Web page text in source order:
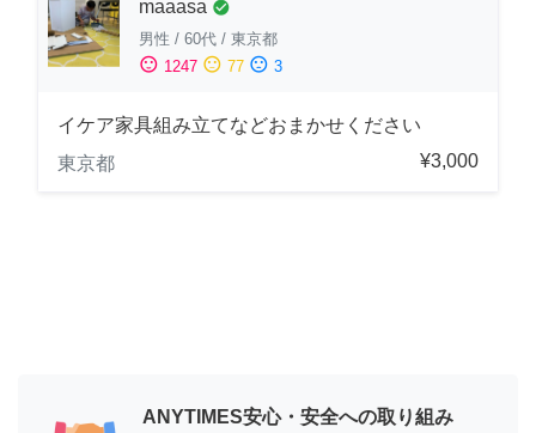
maaasa check_circle
男性 / 60代 / 東京都
sentiment_satisfied 1247 sentiment_neutral 77 sentiment_dissatisfied 3
イケア家具組み立てなどおまかせください
東京都
¥3,000
ANYTIMES安心・安全への取り組み